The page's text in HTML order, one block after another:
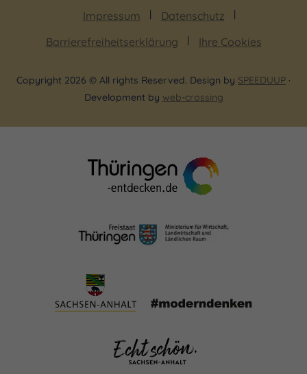
Impressum
Datenschutz
Barrierefreiheitserklärung
Ihre Cookies
Copyright 2026 © All rights Reserved. Design by SPEEDUUP ·
Development by web-crossing